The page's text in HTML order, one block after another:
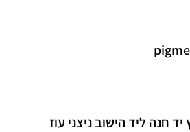
חנה ליד הישוב ניצני עוז